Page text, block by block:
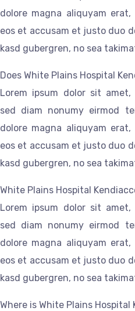
dolore magna aliquyam
eos et accusam et justo duo
kasd gubergren, no sea
Does White Plains Hospital
Lorem ipsum dolor sit
sed diam nonumy eirmod
dolore magna aliquyam
eos et accusam et justo duo
kasd gubergren, no sea
White Plains Hospital
Lorem ipsum dolor sit
sed diam nonumy eirmod
dolore magna aliquyam
eos et accusam et justo duo
kasd gubergren, no sea
Where is White Plains